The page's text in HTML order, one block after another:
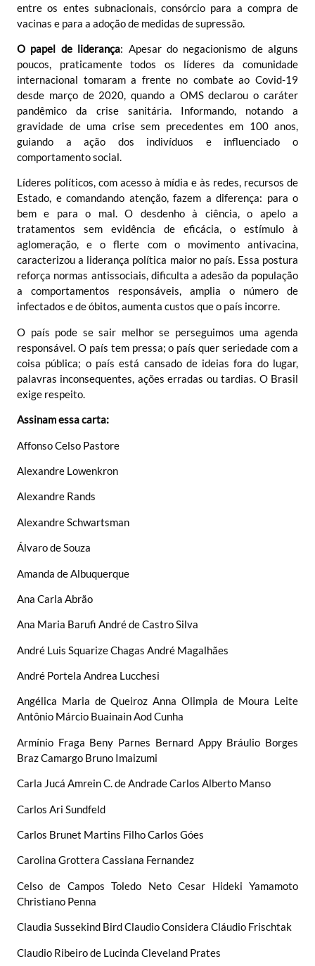
entre os entes subnacionais, consórcio para a compra de
vacinas e para a adoção de medidas de supressão.
O papel de liderança: Apesar do negacionismo de alguns
poucos, praticamente todos os líderes da comunidade
internacional tomaram a frente no combate ao Covid-19
desde março de 2020, quando a OMS declarou o caráter
pandêmico da crise sanitária. Informando, notando a
gravidade de uma crise sem precedentes em 100 anos,
guiando a ação dos indivíduos e influenciado o
comportamento social.
Líderes políticos, com acesso à mídia e às redes, recursos de
Estado, e comandando atenção, fazem a diferença: para o
bem e para o mal. O desdenho à ciência, o apelo a
tratamentos sem evidência de eficácia, o estímulo à
aglomeração, e o flerte com o movimento antivacina,
caracterizou a liderança política maior no país. Essa postura
reforça normas antissociais, dificulta a adesão da população
a comportamentos responsáveis, amplia o número de
infectados e de óbitos, aumenta custos que o país incorre.
O país pode se sair melhor se perseguimos uma agenda
responsável. O país tem pressa; o país quer seriedade com a
coisa pública; o país está cansado de ideias fora do lugar,
palavras inconsequentes, ações erradas ou tardias. O Brasil
exige respeito.
Assinam essa carta:
Affonso Celso Pastore
Alexandre Lowenkron
Alexandre Rands
Alexandre Schwartsman
Álvaro de Souza
Amanda de Albuquerque
Ana Carla Abrão
Ana Maria Barufi André de Castro Silva
André Luis Squarize Chagas André Magalhães
André Portela Andrea Lucchesi
Angélica Maria de Queiroz Anna Olimpia de Moura Leite
Antônio Márcio Buainain Aod Cunha
Armínio Fraga Beny Parnes Bernard Appy Bráulio Borges
Braz Camargo Bruno Imaizumi
Carla Jucá Amrein C. de Andrade Carlos Alberto Manso
Carlos Ari Sundfeld
Carlos Brunet Martins Filho Carlos Góes
Carolina Grottera Cassiana Fernandez
Celso de Campos Toledo Neto Cesar Hideki Yamamoto
Christiano Penna
Claudia Sussekind Bird Claudio Considera Cláudio Frischtak
Claudio Ribeiro de Lucinda Cleveland Prates